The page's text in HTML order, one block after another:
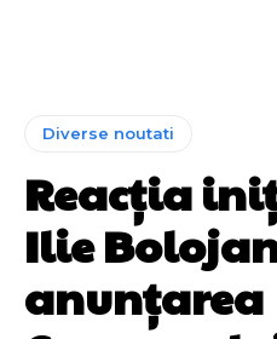
Diverse noutati
Reacția
Ilie
anunțarea